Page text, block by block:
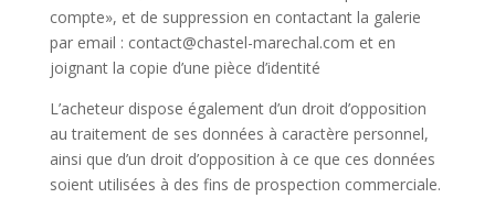
compte», et de suppression en contactant la galerie
par email : contact@chastel-marechal.com et en
joignant la copie d’une pièce d’identité
L’acheteur dispose également d’un droit d’opposition
au traitement de ses données à caractère personnel,
ainsi que d’un droit d’opposition à ce que ces données
soient utilisées à des fins de prospection commerciale.